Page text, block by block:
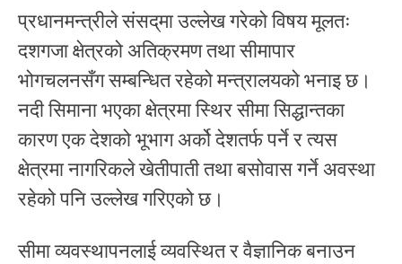
प्रधानमन्त्रीले संसद्‌मा उल्लेख गरेको विषय मूलतः
दशगजा क्षेत्रको अतिक्रमण तथा सीमापार
भोगचलनसँग सम्बन्धित रहेको मन्त्रालयको भनाइ छ।
नदी सिमाना भएका क्षेत्रमा स्थिर सीमा सिद्धान्तका
कारण एक देशको भूभाग अर्को देशतर्फ पर्ने र त्यस
क्षेत्रमा नागरिकले खेतीपाती तथा बसोवास गर्ने अवस्था
रहेको पनि उल्लेख गरिएको छ।
सीमा व्यवस्थापनलाई व्यवस्थित र वैज्ञानिक बनाउन